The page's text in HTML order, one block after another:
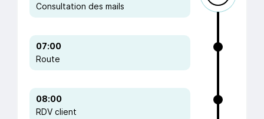
Consultation des mails
Route
07:00
08:00
RDV client